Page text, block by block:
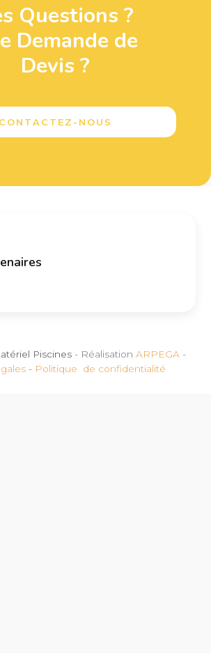
Questions ?
Demande de
Devis ?
CONTACTEZ-NOUS
Piscines - Réalisation ARPEGA -
- Politique de confidentialité